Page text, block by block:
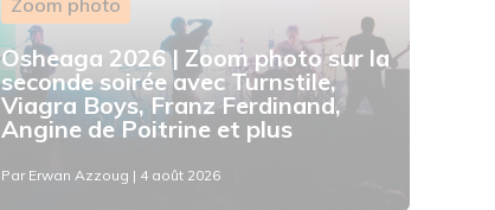
Zoom photo
Osheaga 2026 | Zoom photo sur la
seconde soirée avec Turnstile,
Viagra Boys, Franz Ferdinand,
Angine de Poitrine et plus
Par Erwan Azzoug | 4 août 2026